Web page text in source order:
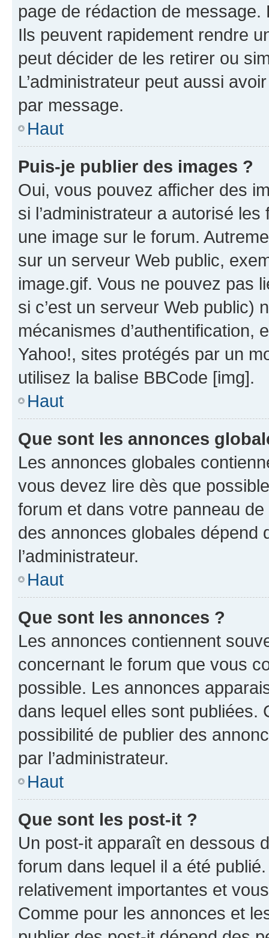
page de rédaction de
Ils peuvent rapidement rendre
peut décider de les retirer ou
L’administrateur peut aussi
par message.
Haut
Puis-je publier des images ?
Oui, vous pouvez afficher des
si l’administrateur a autorisé
une image sur le forum.
sur un serveur Web public,
image.gif. Vous ne pouvez pas
si c’est un serveur Web public)
mécanismes d’authentification,
Yahoo!, sites protégés par un
utilisez la balise BBCode [img].
Haut
Que sont les annonces
Les annonces globales
vous devez lire dès que
forum et dans votre panneau
des annonces globales dépend
l’administrateur.
Haut
Que sont les annonces ?
Les annonces contiennent
concernant le forum que vous
possible. Les annonces
dans lequel elles sont publiées.
possibilité de publier des
par l’administrateur.
Haut
Que sont les post-it ?
Un post-it apparaît en dessous
forum dans lequel il a été
relativement importantes et
Comme pour les annonces et